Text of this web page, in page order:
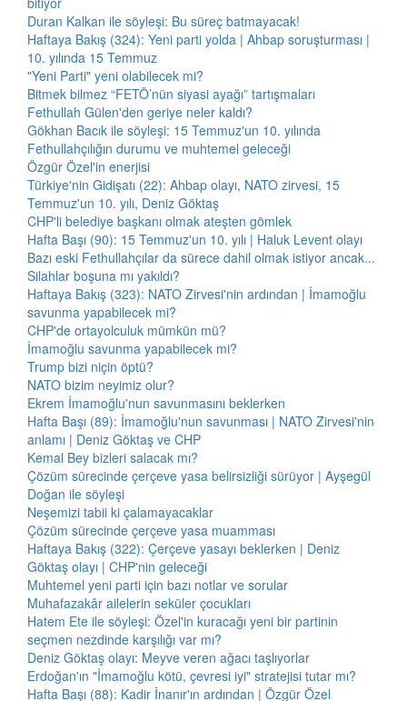
Duran Kalkan ile söyleşi: Bu süreç batmayacak!
Haftaya Bakış (324): Yeni parti yolda | Ahbap soruşturması |
10. yılında 15 Temmuz
"Yeni Parti" yeni olabilecek mi?
Bitmek bilmez “FETÖ’nün siyasi ayağı” tartışmaları
Fethullah Gülen'den geriye neler kaldı?
Gökhan Bacık ile söyleşi: 15 Temmuz'un 10. yılında
Fethullahçılığın durumu ve muhtemel geleceği
Özgür Özel'in enerjisi
Türkiye'nin Gidişatı (22): Ahbap olayı, NATO zirvesi, 15
Temmuz'un 10. yılı, Deniz Göktaş
CHP'li belediye başkanı olmak ateşten gömlek
Hafta Başı (90): 15 Temmuz'un 10. yılı | Haluk Levent olayı
Bazı eski Fethullahçılar da sürece dahil olmak istiyor ancak...
Silahlar boşuna mı yakıldı?
Haftaya Bakış (323): NATO Zirvesi'nin ardından | İmamoğlu
savunma yapabilecek mi?
CHP'de ortayolculuk mümkün mü?
İmamoğlu savunma yapabilecek mi?
Trump bizi niçin öptü?
NATO bizim neyimiz olur?
Ekrem İmamoğlu'nun savunmasını beklerken
Hafta Başı (89): İmamoğlu'nun savunması | NATO Zirvesi'nin
anlamı | Deniz Göktaş ve CHP
Kemal Bey bizleri salacak mı?
Çözüm sürecinde çerçeve yasa belirsizliği sürüyor | Ayşegül
Doğan ile söyleşi
Neşemizi tabii ki çalamayacaklar
Çözüm sürecinde çerçeve yasa muamması
Haftaya Bakış (322): Çerçeve yasayı beklerken | Deniz
Göktaş olayı | CHP'nin geleceği
Muhtemel yeni parti için bazı notlar ve sorular
Muhafazakâr ailelerin seküler çocukları
Hatem Ete ile söyleşi: Özel'in kuracağı yeni bir partinin
seçmen nezdinde karşılığı var mı?
Deniz Göktaş olayı: Meyve veren ağacı taşlıyorlar
Erdoğan'ın "İmamoğlu kötü, çevresi iyi" stratejisi tutar mı?
Hafta Başı (88): Kadir İnanır'ın ardından | Özgür Özel